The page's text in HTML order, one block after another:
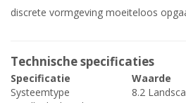
discrete vormgeving moeiteloos
Technische specificaties
Specificatie
Waarde
Systeemtype
8.2